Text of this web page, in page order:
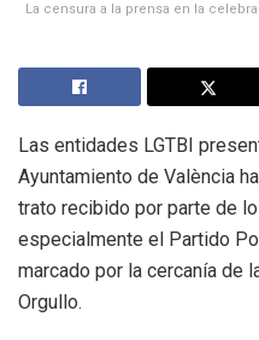
La censura a la prensa en la
Las entidades LGTBI
Ayuntamiento de València
trato recibido por parte de
especialmente el Partido
marcado por la cercanía de
Orgullo.